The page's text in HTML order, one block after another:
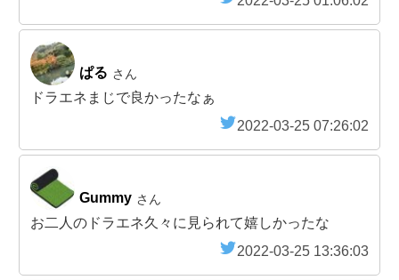
ぱる さん
ドラエネまじで良かったなぁ
2022-03-25 07:26:02
Gummy さん
お二人のドラエネ久々に見られて嬉しかったな
2022-03-25 13:36:03